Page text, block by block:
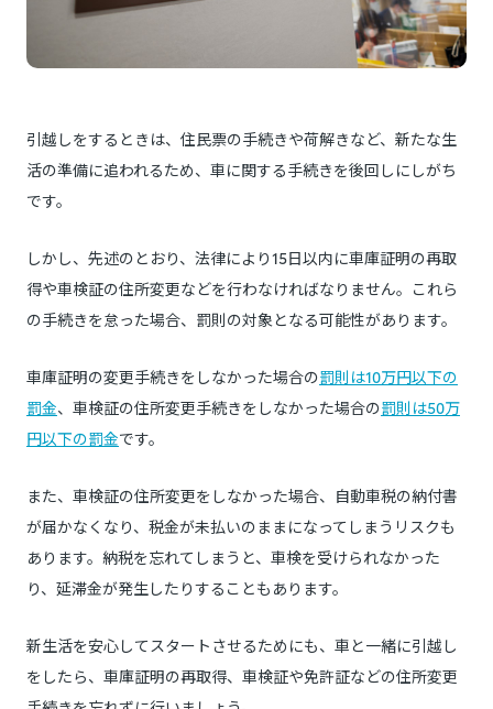
引越しをするときは、住民票の手続きや荷解きなど、新たな生
活の準備に追われるため、車に関する手続きを後回しにしがち
です。
しかし、先述のとおり、法律により15日以内に車庫証明の再取
得や車検証の住所変更などを行わなければなりません。これら
の手続きを怠った場合、罰則の対象となる可能性があります。
車庫証明の変更手続きをしなかった場合の罰則は10万円以下の
罰金、車検証の住所変更手続きをしなかった場合の罰則は50万
円以下の罰金です。
また、車検証の住所変更をしなかった場合、自動車税の納付書
が届かなくなり、税金が未払いのままになってしまうリスクも
あります。納税を忘れてしまうと、車検を受けられなかった
り、延滞金が発生したりすることもあります。
新生活を安心してスタートさせるためにも、車と一緒に引越し
をしたら、車庫証明の再取得、車検証や免許証などの住所変更